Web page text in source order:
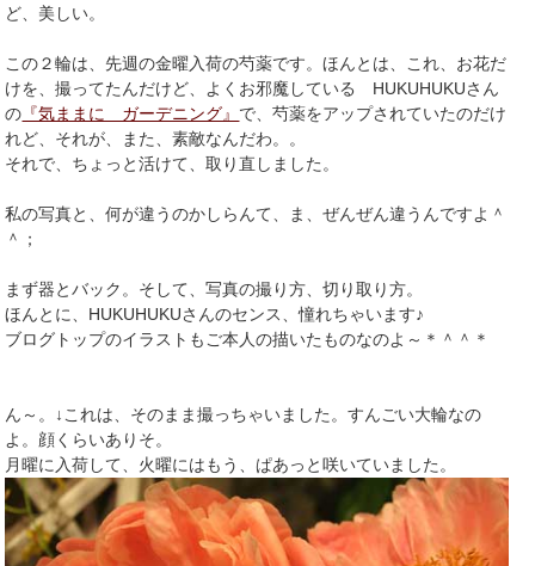
ど、美しい。
この２輪は、先週の金曜入荷の芍薬です。ほんとは、これ、お花だ
けを、撮ってたんだけど、よくお邪魔している HUKUHUKUさん
の 『気ままに ガーデニング』 で、芍薬をアップされていたのだけ
れど、それが、また、素敵なんだわ。。
それで、ちょっと活けて、取り直しました。
私の写真と、何が違うのかしらんて、ま、ぜんぜん違うんですよ＾
＾；
まず器とバック。そして、写真の撮り方、切り取り方。
ほんとに、HUKUHUKUさんのセンス、憧れちゃいます♪
ブログトップのイラストもご本人の描いたものなのよ～＊＾＾＊
ん～。↓これは、そのまま撮っちゃいました。すんごい大輪なの
よ。顔くらいありそ。
月曜に入荷して、火曜にはもう、ぱあっと咲いていました。